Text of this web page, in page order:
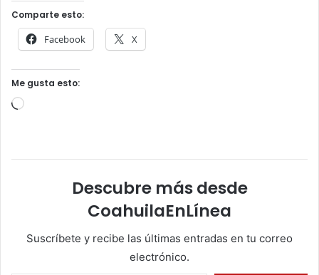
Comparte esto:
Facebook X
Me gusta esto:
Cargando...
Descubre más desde
CoahuilaEnLínea
Suscríbete y recibe las últimas entradas en tu correo
electrónico.